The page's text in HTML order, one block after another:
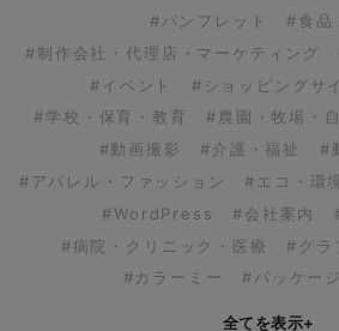
#パンフレット
#食品
#制作会社・代理店・マーケティング
#イベント
#ショッピングサ
#学校・保育・教育
#農園・牧場・
#動画撮影
#介護・福祉
#
#アパレル・ファッション
#エコ・環境
#WordPress
#会社案内
#病院・クリニック・医療
#グラ
#カラーミー
#パッケー
全てを表示+